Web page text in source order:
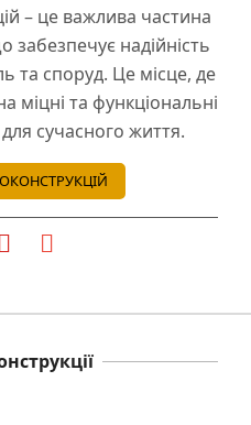
– це важлива частина
забезпечує надійність
та споруд. Це місце, де
міцні та функціональні
сучасного життя.